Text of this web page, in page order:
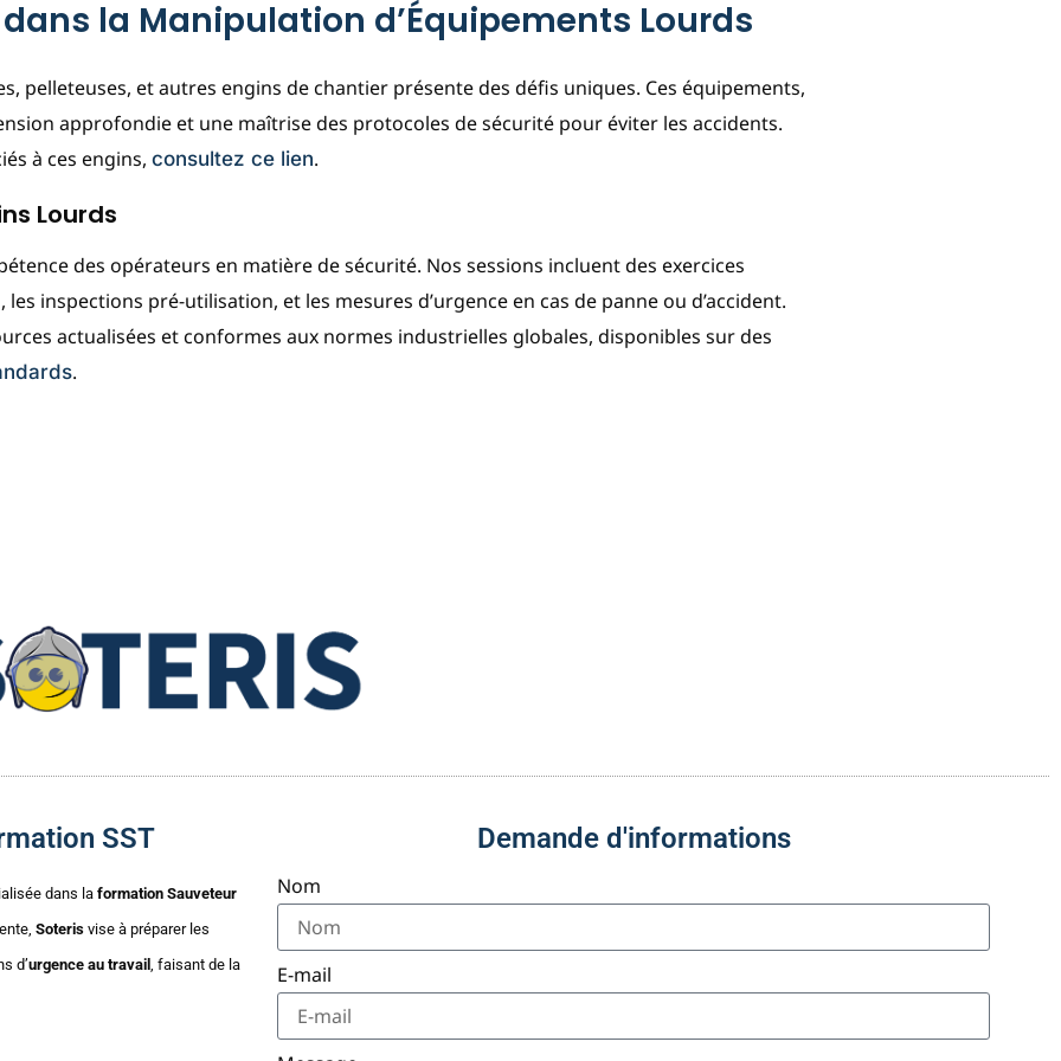
dans la Manipulation d’Équipements Lourds
pelleteuses, et autres engins de chantier présente des défis uniques. Ces équipements,
approfondie et une maîtrise des protocoles de sécurité pour éviter les accidents.
à ces engins, consultez ce lien.
Lourds
des opérateurs en matière de sécurité. Nos sessions incluent des exercices
inspections pré-utilisation, et les mesures d’urgence en cas de panne ou d’accident.
actualisées et conformes aux normes industrielles globales, disponibles sur des
.
SST
dans la formation Sauveteur
Soteris vise à préparer les
d’urgence au travail , faisant de la
Demande d'informations
Nom
E-mail